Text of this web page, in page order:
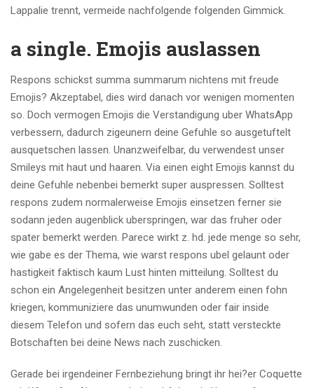
Lappalie trennt, vermeide nachfolgende folgenden Gimmick.
a single. Emojis auslassen
Respons schickst summa summarum nichtens mit freude
Emojis? Akzeptabel, dies wird danach vor wenigen momenten
so. Doch vermogen Emojis die Verstandigung uber WhatsApp
verbessern, dadurch zigeunern deine Gefuhle so ausgetuftelt
ausquetschen lassen. Unanzweifelbar, du verwendest unser
Smileys mit haut und haaren. Via einen eight Emojis kannst du
deine Gefuhle nebenbei bemerkt super auspressen. Solltest
respons zudem normalerweise Emojis einsetzen ferner sie
sodann jeden augenblick uberspringen, war das fruher oder
spater bemerkt werden. Parece wirkt z. hd. jede menge so sehr,
wie gabe es der Thema, wie warst respons ubel gelaunt oder
hastigkeit faktisch kaum Lust hinten mitteilung. Solltest du
schon ein Angelegenheit besitzen unter anderem einen fohn
kriegen, kommuniziere das unumwunden oder fair inside
diesem Telefon und sofern das euch seht, statt versteckte
Botschaften bei deine News nach zuschicken.
Gerade bei irgendeiner Fernbeziehung bringt ihr hei?er Coquette